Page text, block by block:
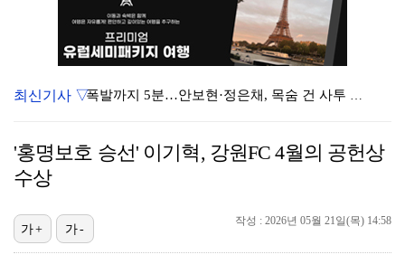
폭발까지 5분…안보현·정은채, 목숨 건 사투 시작(재벌…
태국에서 새 도전 시작하는 박항서 감독 "원팀 만들어 …
대놓고 '심판 마사지'로 결재 받기도…최종 결재권자는 …
최신기사 ▽
'홍명보호 승선' 이기혁, 강원FC 4월의 공헌상
수상
작성 : 2026년 05월 21일(목) 14:58
가+ 가-